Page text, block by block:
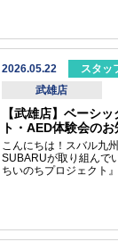
2026.05.22
スタッ
武雄店
【武雄店】ベーシ
ト・AED体験会の
こんにちは！スバル九
SUBARUが取り組んで
ちいのちプロジェクト
ム皆さま、いざという